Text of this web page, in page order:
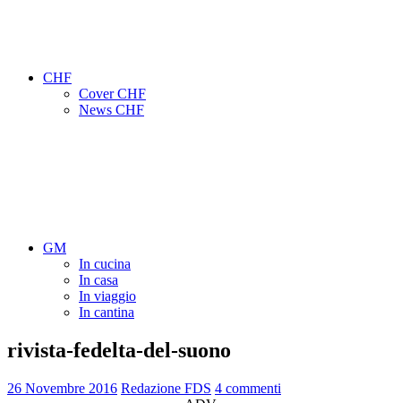
CHF
Cover CHF
News CHF
GM
In cucina
In casa
In viaggio
In cantina
rivista-fedelta-del-suono
26 Novembre 2016 Redazione FDS 4 commenti